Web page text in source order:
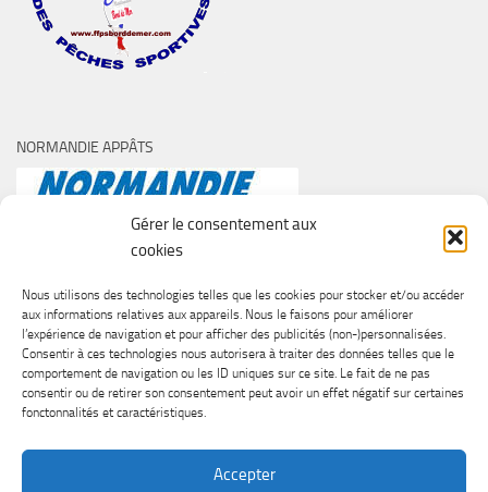
Gérer le consentement aux
cookies
Nous utilisons des technologies telles que les cookies pour stocker et/ou accéder
aux informations relatives aux appareils. Nous le faisons pour améliorer
l’expérience de navigation et pour afficher des publicités (non-)personnalisées.
Consentir à ces technologies nous autorisera à traiter des données telles que le
comportement de navigation ou les ID uniques sur ce site. Le fait de ne pas
consentir ou de retirer son consentement peut avoir un effet négatif sur certaines
fonctonnalités et caractéristiques.
Accepter
NORMANDIE APPÂTS